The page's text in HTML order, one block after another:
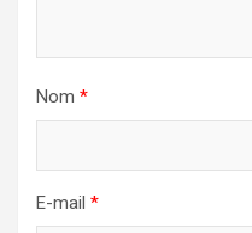
Nom *
E-mail *